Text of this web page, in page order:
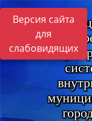
Версия сайта
для
слабовидящих